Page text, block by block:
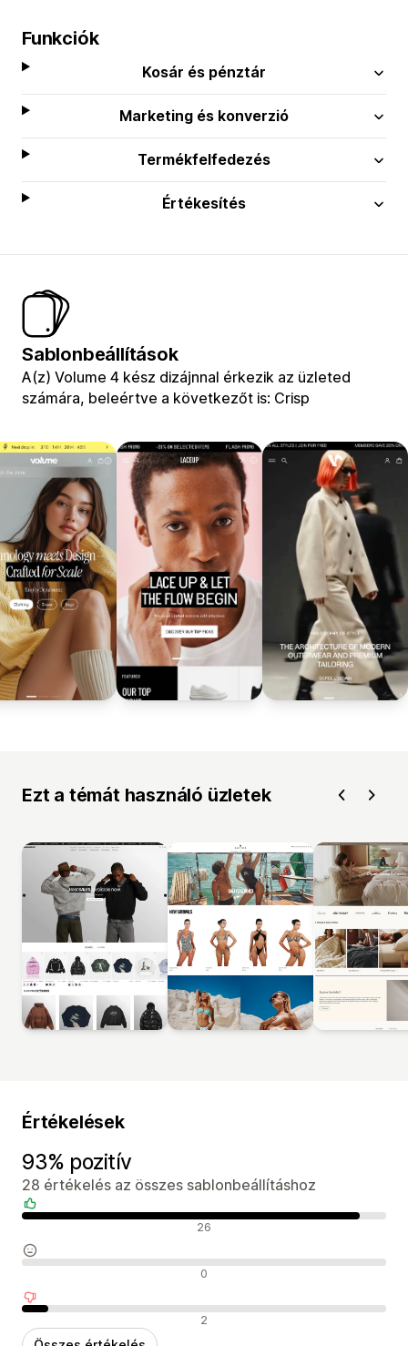
Funkciók
Kosár és pénztár
Marketing és konverzió
Termékfelfedezés
Értékesítés
Sablonbeállítások
A(z) Volume 4 kész dizájnnal érkezik az üzleted
számára, beleértve a következőt is: Crisp
Ezt a témát használó üzletek
Értékelések
93% pozitív
28 értékelés az összes sablonbeállításhoz
Pozitív értékelések 26
Semleges értékelések 0
Negatív értékelések 2